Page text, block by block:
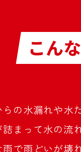
こん
の水漏れや水
まって水の流
で雨どいが壊